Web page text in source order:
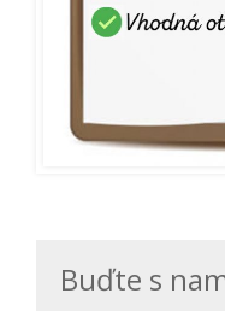
Buďte s